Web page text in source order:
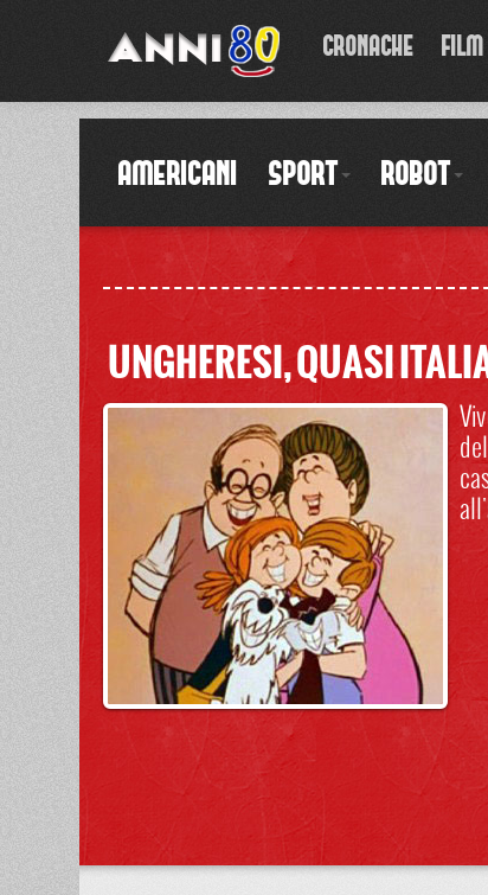
CRONACHE FILM
AMERICANI SPORT ROBOT
UNGHERESI, QUASI